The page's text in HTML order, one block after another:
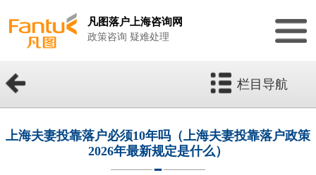
凡图落户上海咨询网
政策咨询 疑难处理
栏目导航
上海夫妻投靠落户必须10年吗（上海夫妻投靠落户政策
2026年最新规定是什么）